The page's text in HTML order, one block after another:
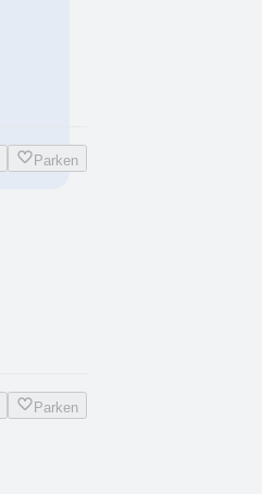
Parken
Parken